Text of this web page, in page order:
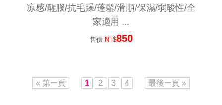
凉感/醒腦/抗毛躁/蓬鬆/滑順/保濕/弱酸性/全
家適用 ...
售價 NT$850
« 第一頁 1 2 3 4 最後一頁 »